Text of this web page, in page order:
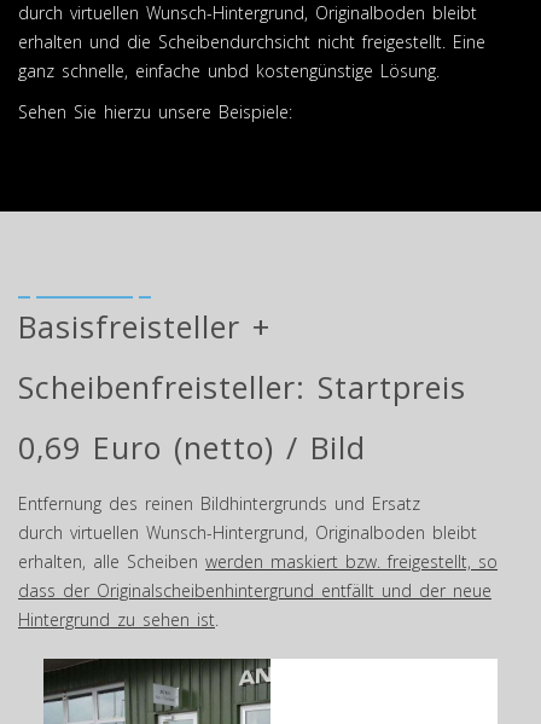
durch virtuellen Wunsch-Hintergrund, Originalboden bleibt
erhalten und die Scheibendurchsicht nicht freigestellt. Eine
ganz schnelle, einfache unbd kostengünstige Lösung.
Sehen Sie hierzu unsere Beispiele:
Basisfreisteller +
Scheibenfreisteller: Startpreis
0,69 Euro (netto) / Bild
Entfernung des reinen Bildhintergrunds und Ersatz
durch virtuellen Wunsch-Hintergrund, Originalboden bleibt
erhalten, alle Scheiben werden maskiert bzw. freigestellt, so
dass der Originalscheibenhintergrund entfällt und der neue
Hintergrund zu sehen ist.